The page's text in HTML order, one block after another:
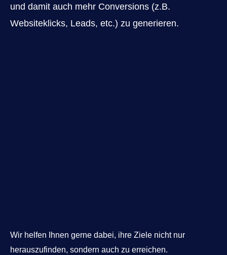
und damit auch mehr Conversions (z.B.
Websiteklicks, Leads, etc.) zu generieren.
Wir helfen Ihnen gerne dabei, ihre Ziele nicht nur
herauszufinden, sondern auch zu erreichen.